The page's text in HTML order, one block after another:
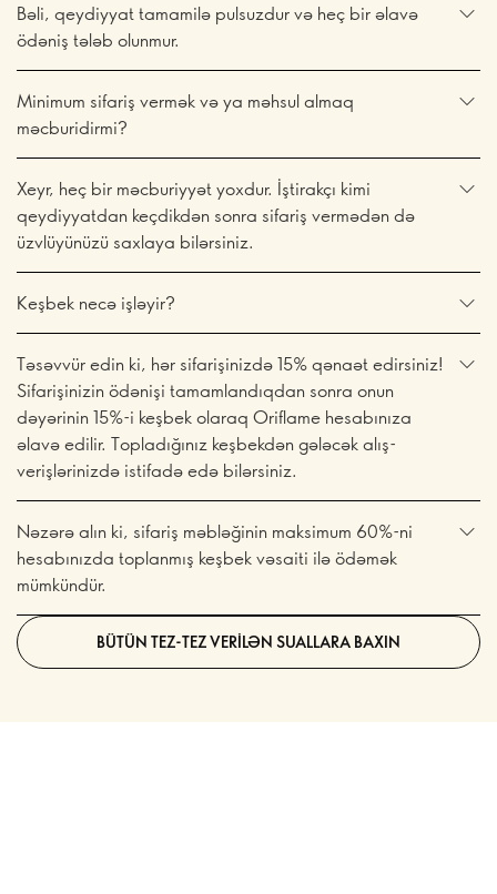
Bəli, qeydiyyat tamamilə pulsuzdur və heç bir əlavə
ödəniş tələb olunmur.
Minimum sifariş vermək və ya məhsul almaq
məcburidirmi?
Xeyr, heç bir məcburiyyət yoxdur. İştirakçı kimi
qeydiyyatdan keçdikdən sonra sifariş vermədən də
üzvlüyünüzü saxlaya bilərsiniz.
Keşbek necə işləyir?
Təsəvvür edin ki, hər sifarişinizdə 15% qənaət edirsiniz!
Sifarişinizin ödənişi tamamlandıqdan sonra onun
dəyərinin 15%-i keşbek olaraq Oriflame hesabınıza
əlavə edilir. Topladığınız keşbekdən gələcək alış-
verişlərinizdə istifadə edə bilərsiniz.
Nəzərə alın ki, sifariş məbləğinin maksimum 60%-ni
hesabınızda toplanmış keşbek vəsaiti ilə ödəmək
mümkündür.
BÜTÜN TEZ-TEZ VERILƏN SUALLARA BAXIN